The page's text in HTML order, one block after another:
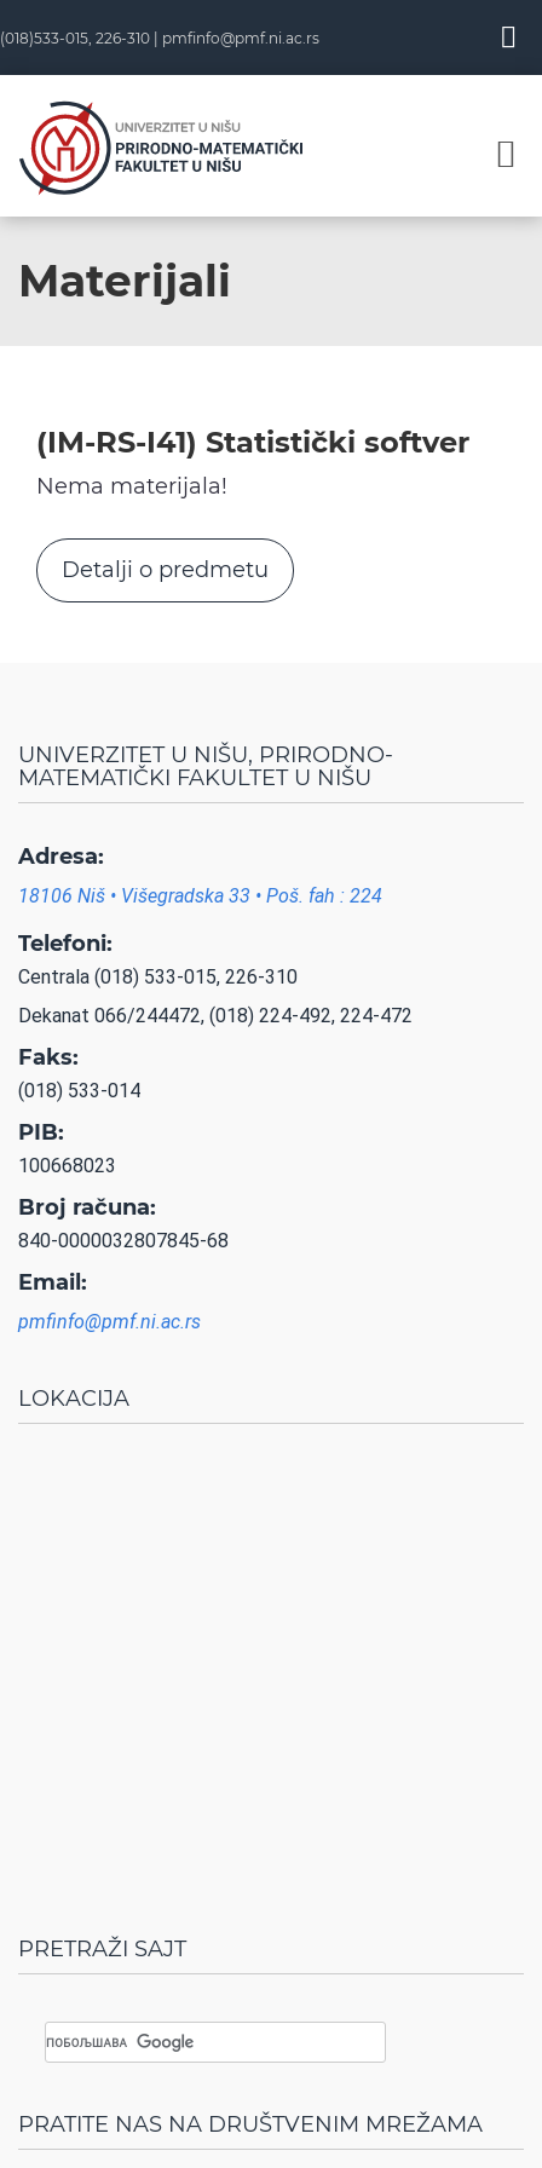
to
content
(018)533-015, 226-310 | pmfinfo@pmf.ni.ac.rs
Materijali
(IM-RS-I41) Statistički softver
Nema materijala!
Detalji o predmetu
UNIVERZITET U NIŠU, PRIRODNO-
MATEMATIČKI FAKULTET U NIŠU
Adresa:
18106 Niš • Višegradska 33 • Poš. fah : 224
Telefoni:
Centrala (018) 533-015, 226-310
Dekanat 066/244472, (018) 224-492, 224-472
Faks:
(018) 533-014
PIB:
100668023
Broj računa:
840-0000032807845-68
Email:
pmfinfo@pmf.ni.ac.rs
LOKACIJA
PRETRAŽI SAJT
PRATITE NAS NA DRUŠTVENIM MREŽAMA